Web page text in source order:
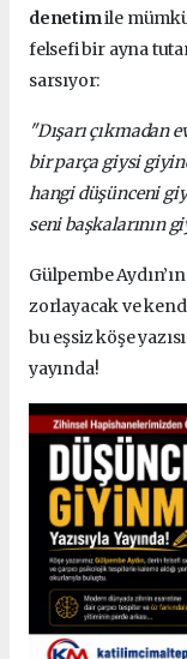
denetimile
felsefi bir ayna
sarsıyor:
"Dışarı çıkmadan
bir parça giysi
hangi düşünceni
seni başkalarının
Gülpembe
zorlayacak ve
bu eşsiz köşe
yayında!